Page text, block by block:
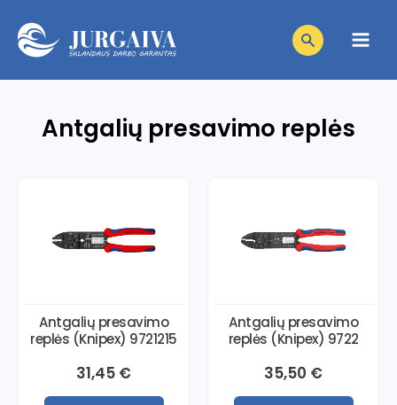
prie
turinio
Products
search
Main
Antgalių presavimo replės
Antgalių presavimo
replės (Knipex) 9721215
31,45 €
Antgalių presavimo
replės (Knipex) 9722
35,50 €